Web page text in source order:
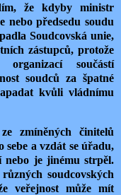
že kdyby ministr
nebo předsedu soudu
Soudcovská unie,
zástupců, protože
součástí
soudců za špatné
kvůli vládnímu
zmíněných činitelů
sebe a vzdát se úřadu,
nebo je jinému strpěl.
soudcovských
veřejnost může mít